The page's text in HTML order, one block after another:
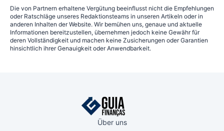
Die von Partnern erhaltene Vergütung beeinflusst nicht die Empfehlungen
oder Ratschläge unseres Redaktionsteams in unseren Artikeln oder in
anderen Inhalten der Website. Wir bemühen uns, genaue und aktuelle
Informationen bereitzustellen, übernehmen jedoch keine Gewähr für
deren Vollständigkeit und machen keine Zusicherungen oder Garantien
hinsichtlich ihrer Genauigkeit oder Anwendbarkeit.
Über uns